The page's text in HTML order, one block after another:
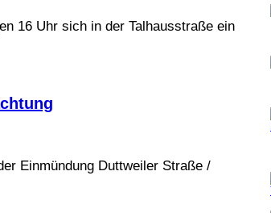
16 Uhr sich in der Talhausstraße ein
Einmündung Duttweiler Straße /